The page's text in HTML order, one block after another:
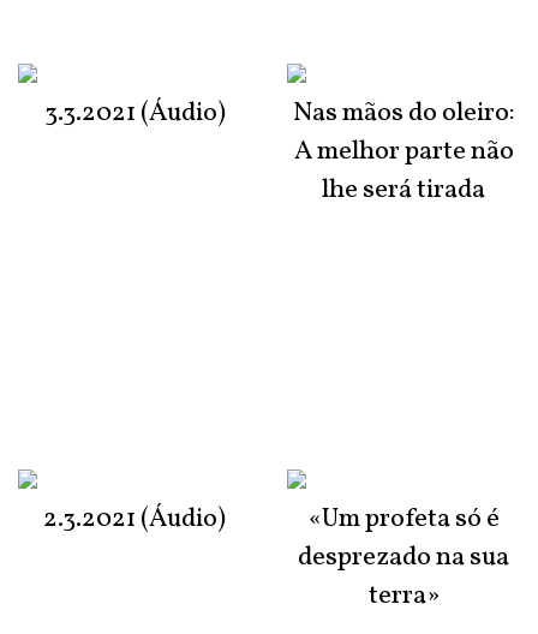
3.3.2021 (Áudio)
2.3.2021 (Áudio)
Nas mãos do oleiro:
A melhor parte não
lhe será tirada
«Um profeta só é
desprezado na sua
terra»